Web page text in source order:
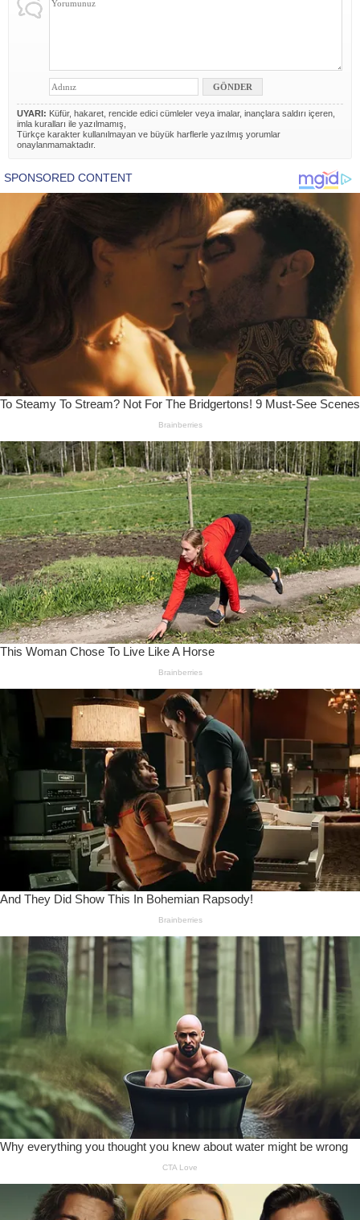
UYARI: Küfür, hakaret, rencide edici cümleler veya imalar, inançlara saldırı içeren,
imla kuralları ile yazılmamış,
Türkçe karakter kullanılmayan ve büyük harflerle yazılmış yorumlar
onaylanmamaktadır.